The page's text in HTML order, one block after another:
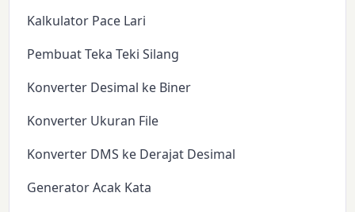
Kalkulator Pace Lari
Pembuat Teka Teki Silang
Konverter Desimal ke Biner
Konverter Ukuran File
Konverter DMS ke Derajat Desimal
Generator Acak Kata